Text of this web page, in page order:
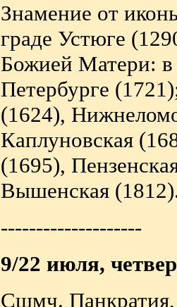
Знамение от
граде Устюге
Божией Матери:
Петербурге
(1624),
Каплуновская
(1695),
Вышенская
--------------------
9/22 июля,
Сщмч.